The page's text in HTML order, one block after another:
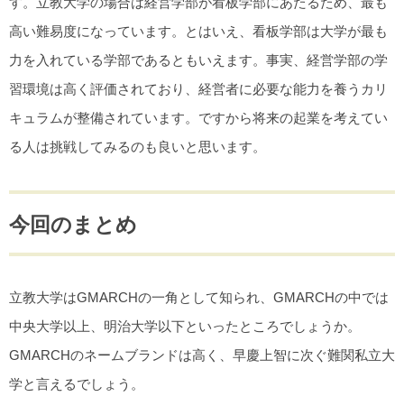
高い難易度になっています。とはいえ、看板学部は大学が最も
力を入れている学部であるともいえます。事実、経営学部の学
習環境は高く評価されており、経営者に必要な能力を養うカリ
キュラムが整備されています。ですから将来の起業を考えてい
る人は挑戦してみるのも良いと思います。
今回のまとめ
立教大学はGMARCHの一角として知られ、GMARCHの中では
中央大学以上、明治大学以下といったところでしょうか。
GMARCHのネームブランドは高く、早慶上智に次ぐ難関私立大
学と言えるでしょう。